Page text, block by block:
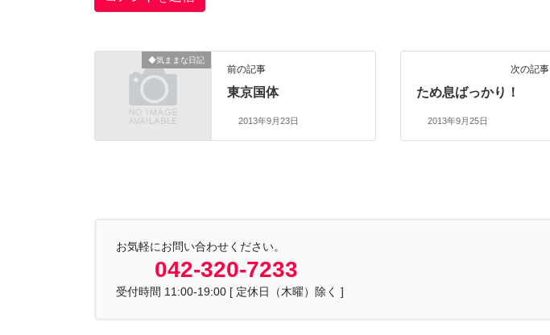
◆気ままな日記
前の記事
東京国体
2013年9月23日
次の記事
ため息ばっかり！
2013年9月25日
お気軽にお問い合わせください。
042-320-7233
受付時間 11:00-19:00 [ 定休日（木曜）除く ]